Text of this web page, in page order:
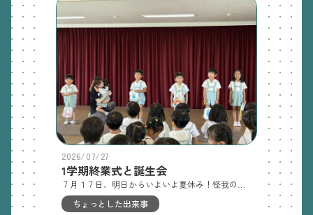
2026/07/27
1学期終業式と誕生会
ちょっとした出来事